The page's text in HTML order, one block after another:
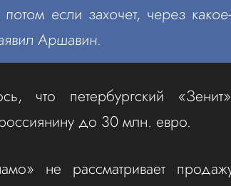
если захочет, через
Аршавин.
что петербургский
до 30 млн. евро.
не рассматривает